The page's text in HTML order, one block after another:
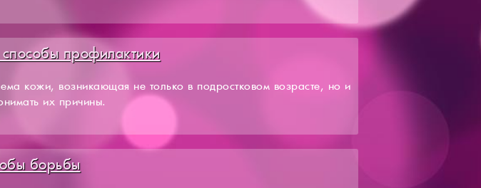
профилактики
кожи, возникающая не только в подростковом возрасте, но и
их причины.
борьбы